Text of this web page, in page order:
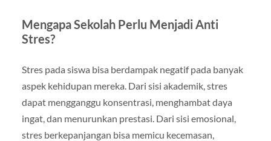
Mengapa Sekolah Perlu Menjadi Anti
Stres?
Stres pada siswa bisa berdampak negatif pada banyak
aspek kehidupan mereka. Dari sisi akademik, stres
dapat mengganggu konsentrasi, menghambat daya
ingat, dan menurunkan prestasi. Dari sisi emosional,
stres berkepanjangan bisa memicu kecemasan,